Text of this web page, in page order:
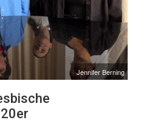
Jennifer Berning